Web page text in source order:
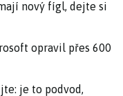
nový fígl, dejte si
opravil přes 600
je to podvod,